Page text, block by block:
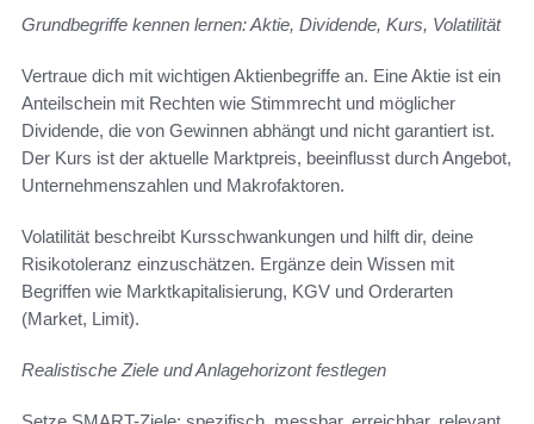
Grundbegriffe kennen lernen: Aktie, Dividende, Kurs, Volatilität
Vertraue dich mit wichtigen Aktienbegriffe an. Eine Aktie ist ein
Anteilschein mit Rechten wie Stimmrecht und möglicher
Dividende, die von Gewinnen abhängt und nicht garantiert ist.
Der Kurs ist der aktuelle Marktpreis, beeinflusst durch Angebot,
Unternehmenszahlen und Makrofaktoren.
Volatilität beschreibt Kursschwankungen und hilft dir, deine
Risikotoleranz einzuschätzen. Ergänze dein Wissen mit
Begriffen wie Marktkapitalisierung, KGV und Orderarten
(Market, Limit).
Realistische Ziele und Anlagehorizont festlegen